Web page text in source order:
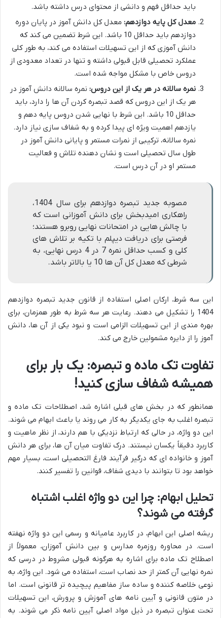
باید حداقل فهم و دانشی از محتوای درس داشته باشد.
معدل کل پایه دوازدهم: معدل کل دانش آموز در پایان دوره
دوازدهم باید حداقل 10 باشد. این شرط تضمین می کند که
دانش آموزی که از این تسهیلات استفاده می کند، به طور کلی
عملکرد تحصیلی قابل قبولی داشته و تنها در تعداد معدودی از
دروس خاص با مشکل مواجه شده است.
نمره سالانه در هر یک از این دروس: نمره سالانه دانش آموز در
هر یک از این دروس که قصد تبصره کردن آن ها را دارد، باید
حداقل 10 باشد. این شرط با نهایی شدن دروس پایه دهم و
یازدهم اهمیت ویژه ای پیدا کرده و به شفاف سازی نیاز دارد.
نمره سالانه، ترکیبی از نمرات مستمر و پایانی دانش آموز در
طول سال تحصیلی است و نشان دهنده تلاش و فعالیت
مستمر او در آن درس است.
مصوبه جدید تبصره دوازدهم برای سال 1404،
راهکاری امیدبخش برای دانش آموزانی است که
با چالش هایی در امتحانات نهایی روبرو هستند؛
فرصتی برای دریافت دیپلم با تکیه بر تلاش های
کلی و کسب حداقل نمره 7 در 4 درس نهایی، به
شرطی که معدل کل آن ها 10 یا بالاتر باشد.
این سه شرط، ارکان اصلی استفاده از قانون جدید تبصره دوازدهم
1404 را تشکیل می دهند. رعایت هر سه شرط به طور همزمان، برای
بهره مندی از این تسهیلات الزامی است و نبود یکی از آن ها، دانش
آموز را از دایره مشمولین خارج می کند.
تفاوت تک ماده و تبصره: یک بار برای
همیشه شفاف سازی کنید!
همانطور که در بخش های قبلی اشاره شد، اصطلاحات تک ماده و
تبصره اغلب به جای یکدیگر به کار می روند یا باعث ابهام می شوند.
این دو واژه، در حالی که ارتباط نزدیکی با هم دارند، از نظر ماهیت و
کاربرد دقیقاً یکسان نیستند. درک تفاوت میان آن ها، برای هر دانش
آموز و خانواده ای که درگیر فرآیند فارغ التحصیلی است، بسیار مهم
خواهد بود تا بتوانند با دیدی شفاف، قوانین را تفسیر کنند.
تحلیل ابهام: چرا این دو واژه اغلب اشتباه
گرفته می شوند؟
ریشه اصلی این ابهام، در کاربرد عامیانه و رسمی این دو واژه نهفته
است. در محاوره روزمره مدارس و بین دانش آموزان، معمولاً از
اصطلاح تک ماده برای اشاره به هرگونه قبولی مشروط در درسی که
نمره نهایی آن کمتر از حد نصاب است، استفاده می شود. این واژه، به
نوعی خلاصه کننده و ساده ساز مفاهیم پیچیده تر قانونی است. اما
در متون قانونی و آیین نامه های آموزش و پرورش، این تسهیلات
تحت عنوان تبصره در ذیل مواد اصلی آیین نامه ذکر می شوند. به